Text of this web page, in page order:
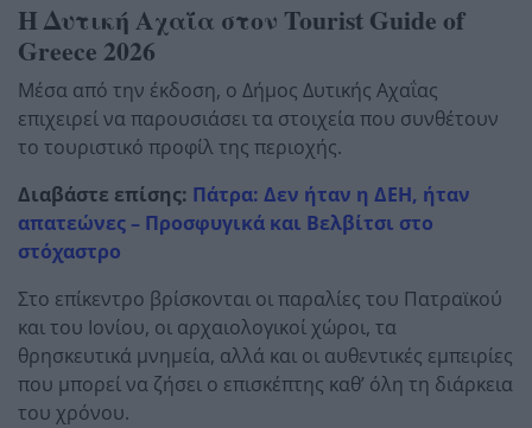
Η Δυτική Αχαΐα στον Tourist Guide of
Greece 2026
Μέσα από την έκδοση, ο Δήμος Δυτικής Αχαΐας
επιχειρεί να παρουσιάσει τα στοιχεία που συνθέτουν
το τουριστικό προφίλ της περιοχής.
Διαβάστε επίσης: Πάτρα: Δεν ήταν η ΔΕΗ, ήταν
απατεώνες – Προσφυγικά και Βελβίτσι στο
στόχαστρο
Στο επίκεντρο βρίσκονται οι παραλίες του Πατραϊκού
και του Ιονίου, οι αρχαιολογικοί χώροι, τα
θρησκευτικά μνημεία, αλλά και οι αυθεντικές εμπειρίες
που μπορεί να ζήσει ο επισκέπτης καθ’ όλη τη διάρκεια
του χρόνου.